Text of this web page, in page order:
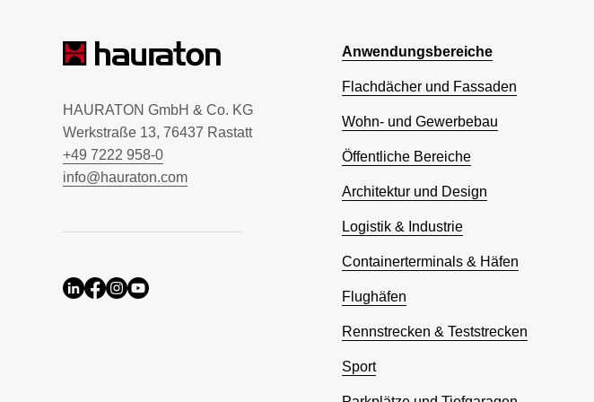
HAURATON GmbH & Co. KG
Werkstraße 13, 76437 Rastatt
+49 7222 958-0
info@hauraton.com
Anwendungsbereiche
Flachdächer und Fassaden
Wohn- und Gewerbebau
Öffentliche Bereiche
Architektur und Design
Logistik & Industrie
Containerterminals & Häfen
Flughäfen
Rennstrecken & Teststrecken
Sport